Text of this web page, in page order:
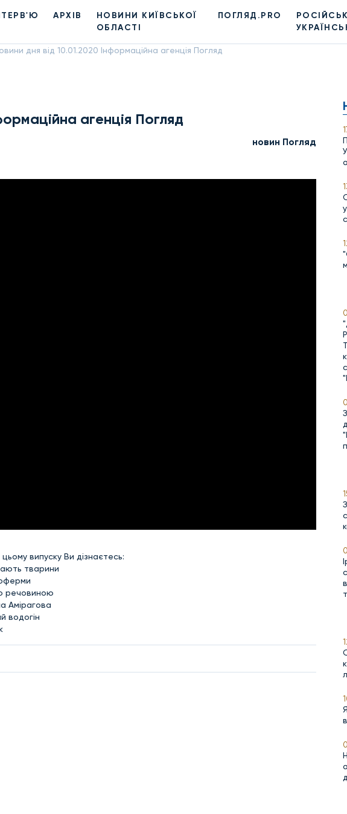
АРХІВ
НОВИНИ КИЇВСЬКОЇ
ОБЛАСТІ
ПОГЛЯД.PRO
дня від 10.01.2020 Інформаційна агенція Погляд
агенція Погляд
новин Погляд
випуску Ви дізнаєтесь:
тварини
речовиною
Амірагова
водогін